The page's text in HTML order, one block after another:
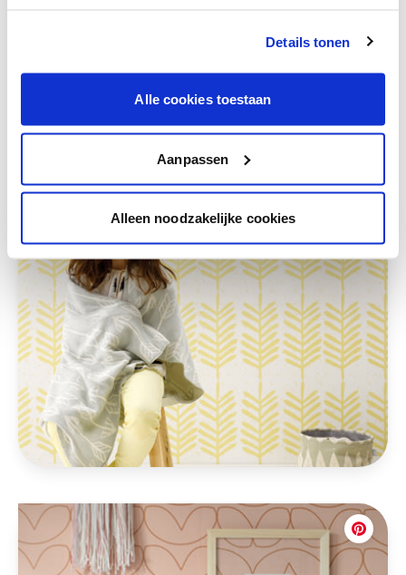
Details tonen
Alle cookies toestaan
Aanpassen
Alleen noodzakelijke cookies